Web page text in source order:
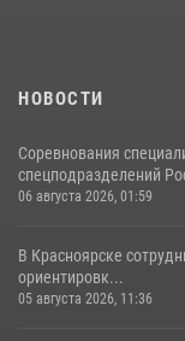
НОВОСТИ
Соревнования
спецподразделений
06 августа 2026, 01:59
В Красноярске
ориентировк...
05 августа 2026, 11:36